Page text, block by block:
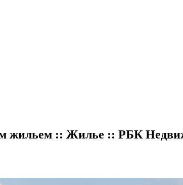
жильем :: Жилье :: РБК